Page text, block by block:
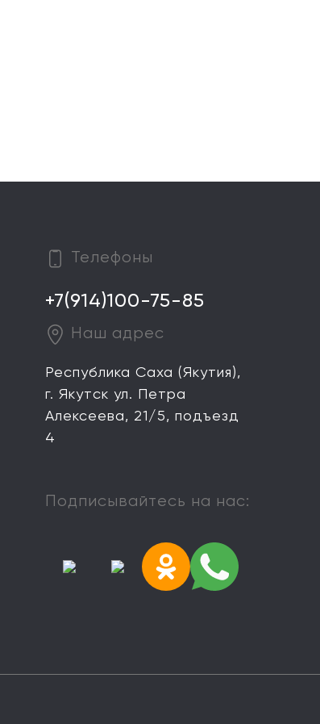
Телефоны
+7(914)100-75-85
Наш адрес
Республика Саха (Якутия),
г. Якутск ул. Петра
Алексеева, 21/5, подъезд
4
Подписывайтесь на нас: